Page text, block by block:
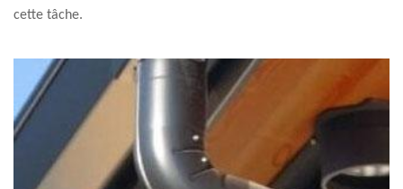
cette tâche.